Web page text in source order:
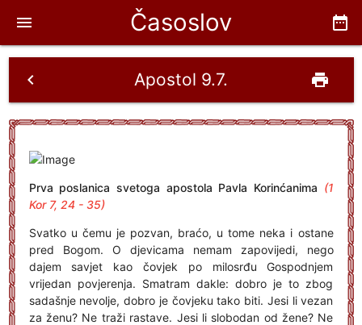
Časoslov date_range
menu
Apostol 9.7.
chevron_left print
Prva poslanica svetoga apostola Pavla Korinćanima (1
Kor 7, 24 - 35)
Svatko u čemu je pozvan, braćo, u tome neka i ostane
pred Bogom. O djevicama nemam zapovijedi, nego
dajem savjet kao čovjek po milosrđu Gospodnjem
vrijedan povjerenja. Smatram dakle: dobro je to zbog
sadašnje nevolje, dobro je čovjeku tako biti. Jesi li vezan
za ženu? Ne traži rastave. Jesi li slobodan od žene? Ne